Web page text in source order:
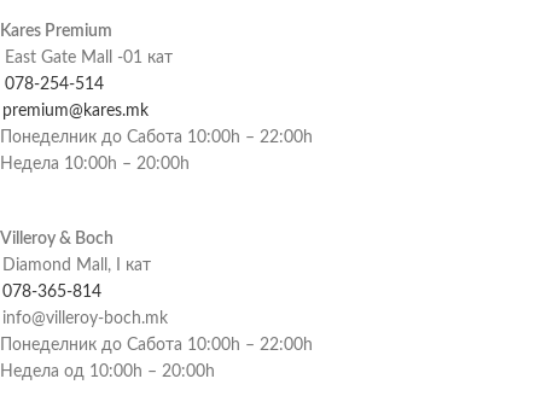
Kares Premium
East Gate Mall -01 кат
078-254-514
premium@kares.mk
Понеделник до Сабота 10:00h – 22:00h
Недела 10:00h – 20:00h
Villeroy & Boch
Diamond Mall, I кат
078-365-814
info@villeroy-boch.mk
Понеделник до Сабота 10:00h – 22:00h
Недела од 10:00h – 20:00h